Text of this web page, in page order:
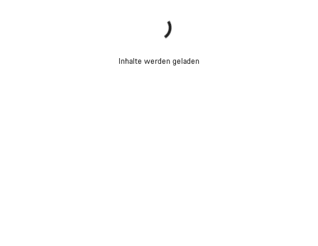
Inhalte werden geladen